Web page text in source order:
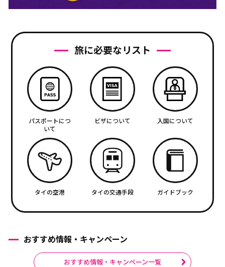
旅に必要なリスト
パスポートにつ
いて
ビザについて 入国について
タイの空港 タイの交通手段 ガイドブック
おすすめ情報・キャンペーン
おすすめ情報・キャンペーン一覧